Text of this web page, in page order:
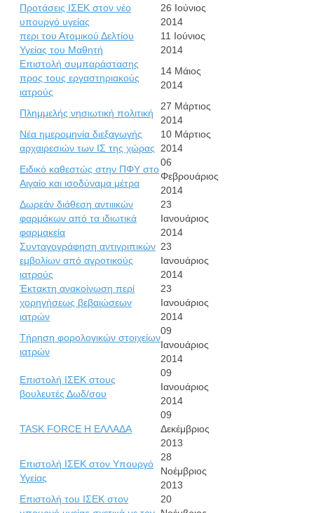
Προτάσεις ΙΣΕΚ στον νέο
υπουργό υγείας
26 Ιούνιος
2014
περι του Ατομικού Δελτίου
Υγείας του Μαθητή
11 Ιούνιος
2014
Επιστολή συμπαράστασης
προς τους εργαστηριακούς
ιατρούς
14 Μάιος
2014
Πλημμελής νησιωτική πολιτική
27 Μάρτιος
2014
Νέα ημερομηνία διεξαγωγής
αρχαιρεσιών των ΙΣ της χώρας
10 Μάρτιος
2014
Ειδικό καθεστώς στην ΠΦΥ στο
Αιγαίο και ισοδύναμα μέτρα
06
Φεβρουάριος
2014
Δωρεάν διάθεση αντιιικών
φαρμάκων από τα ιδιωτικά
φαρμακεία
23
Ιανουάριος
2014
Συνταγογράφηση αντιγριπικών
εμβολίων από αγροτικούς
ιατρούς
23
Ιανουάριος
2014
Έκτακτη ανακοίνωση περί
χορηγήσεως βεβαιώσεων
ιατρών
23
Ιανουάριος
2014
Τήρηση φορολογικών στοιχείων
ιατρών
09
Ιανουάριος
2014
Επιστολή ΙΣΕΚ στους
βουλευτές Δωδ/σου
09
Ιανουάριος
2014
TASK FORCE Η ΕΛΛΑΔΑ
09
Δεκέμβριος
2013
Επιστολή ΙΣΕΚ στον Υπουργό
Υγείας
28
Νοέμβριος
2013
Επιστολή του ΙΣΕΚ στον
20